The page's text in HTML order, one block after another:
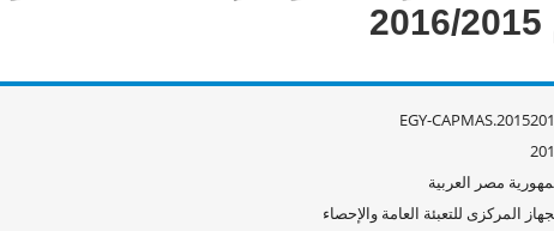
EGY-
مصر العربية
المركزى للتعبئة العامة والإحصاء